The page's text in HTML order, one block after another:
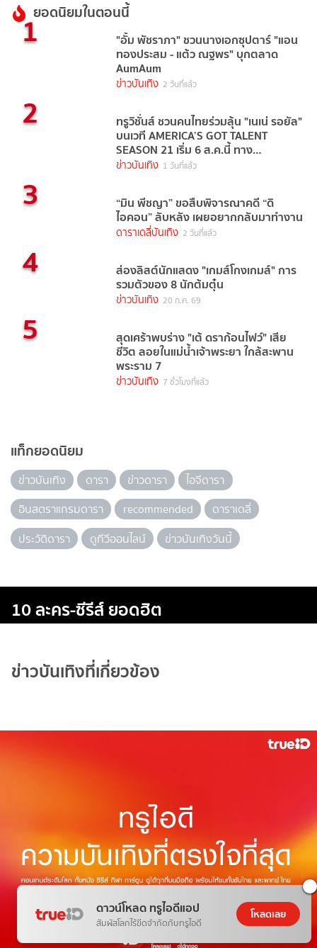
ยอดนิยมในตอนนี้
1 "อั้ม พัชราภา" ชวนนางเอกซุปตาร์ "แอน
ทองประสม - แต้ว ณฐพร" บุกตลาด
AumAum
ข่าวบันเทิง 2 วันที่แล้ว
2 ทรูวิชั่นส์ ชวนคนไทยร่วมลุ้น "เนเน่ รอยัล"
บนเวที AMERICA’S GOT TALENT
SEASON 21 เริ่ม 6 ส.ค.นี้ ทาง
TrueVisions NOW
ข่าวบันเทิง 1 วันที่แล้ว
3 “มิน พีชญา” ขอสืบพิจารณาคดี “ดิ
ไอคอน” ลับหลัง เผยอยากกลับมาทำงาน
ดาราเดลี่บันเทิง 2 วันที่แล้ว
4 ส่องลิสต์นักแสดง "เกมส์โกงเกมส์" การ
รวมตัวของ 8 นักต้มตุ๋น
ข่าวบันเทิง 20 ก.ค. 69
5 สุดเศร้าพบร่าง "เต้ ดราก้อนไฟว์" เสีย
ชีวิต ลอยในแม่น้ำเจ้าพระยา ใกล้สะพาน
พระราม 7
ข่าวบันเทิง 7 ชั่วโมงที่แล้ว
แท็กยอดนิยม
ข่าวบันเทิง ดารา ข่าวดารา
ไอจีดารา
อินสตราแกรมดารา
recommended
ดาราเดลี่
ประวัติดารา
ดูทีวีออนไลน์ ข่าวบันเทิงวันนี้
10 ละคร-ซีรีส์ ยอดฮิต
ข่าวบันเทิงที่เกี่ยวข้อง
ดาวน์โหลด ทรูไอดีแอป
สัมผัสโลกไร้ขีดจำกัดกับทรูไอดี
โหลดเลย